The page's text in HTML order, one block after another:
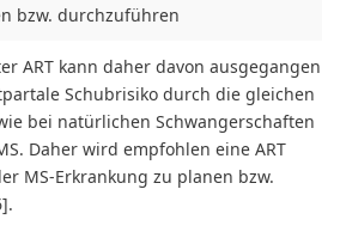
bzw. durchzuführen
ART kann daher davon ausgegangen
Schubrisiko durch die gleichen
bei natürlichen Schwangerschaften
Daher wird empfohlen eine ART
MS-Erkrankung zu planen bzw.